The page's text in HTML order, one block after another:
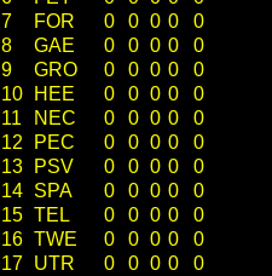
7
FOR 0 0 0 0
0
8
GAE 0 0 0 0
0
9
GRO 0 0 0 0
0
10
HEE 0 0 0 0
0
11
NEC 0 0 0 0
0
12
PEC 0 0 0 0
0
13
PSV 0 0 0 0
0
14 SPA 0 0 0 0
0
15 TEL 0 0 0 0
0
16 TWE 0 0 0 0
0
17 UTR 0 0 0 0
0